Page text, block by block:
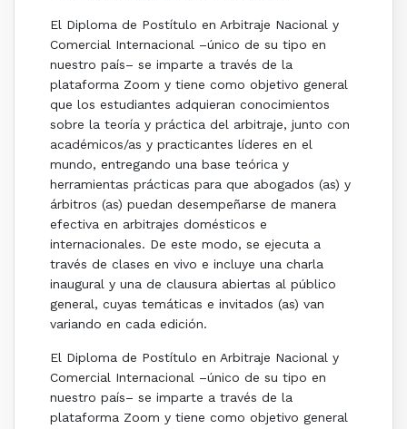
El Diploma de Postítulo en Arbitraje Nacional y
Comercial Internacional –único de su tipo en
nuestro país– se imparte a través de la
plataforma Zoom y tiene como objetivo general
que los estudiantes adquieran conocimientos
sobre la teoría y práctica del arbitraje, junto con
académicos/as y practicantes líderes en el
mundo, entregando una base teórica y
herramientas prácticas para que abogados (as) y
árbitros (as) puedan desempeñarse de manera
efectiva en arbitrajes domésticos e
internacionales. De este modo, se ejecuta a
través de clases en vivo e incluye una charla
inaugural y una de clausura abiertas al público
general, cuyas temáticas e invitados (as) van
variando en cada edición.
El Diploma de Postítulo en Arbitraje Nacional y
Comercial Internacional –único de su tipo en
nuestro país– se imparte a través de la
plataforma Zoom y tiene como objetivo general